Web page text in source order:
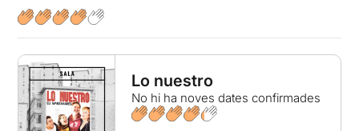
Lo nuestro
No hi ha noves dates confirmades